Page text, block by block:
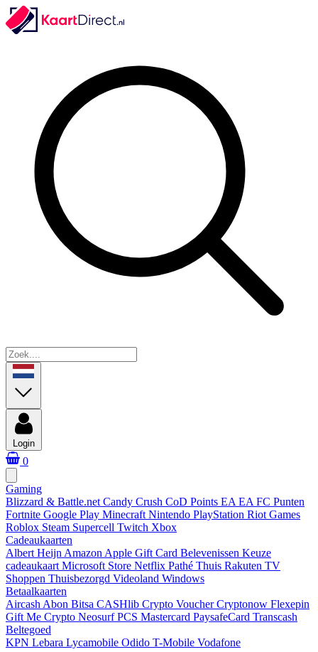
Login
0
Gaming
Blizzard & Battle.net Candy Crush CoD Points EA EA FC Punten
Fortnite Google Play Minecraft Nintendo PlayStation Riot Games
Roblox Steam Supercell Twitch Xbox
Cadeaukaarten
Albert Heijn Amazon Apple Gift Card Belevenissen Keuze
cadeaukaart Microsoft Store Netflix Pathé Thuis Rakuten TV
Shoppen Thuisbezorgd Videoland Windows
Betaalkaarten
Aircash Abon Bitsa CASHlib Crypto VoucherCryptonow Flexepin
Gift Me Crypto NeosurfPCS Mastercard PaysafeCard Transcash
Beltegoed
KPN Lebara Lycamobile Odido T-Mobile Vodafone